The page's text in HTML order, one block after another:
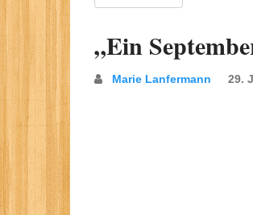
„Ein
Marie Lanfermann 29.